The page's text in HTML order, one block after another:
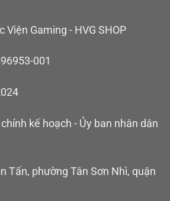
gồm:
Dock xuất hình 4K30Hz IINE +
C bọc dù cao cấp dài 1m
Viện Gaming - HVG SHOP
001
kế hoạch - Ủy ban nhân dân
Tấn, phường Tân Sơn Nhì, quận